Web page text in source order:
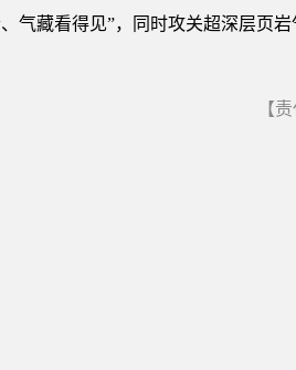
气藏看得见”，同时攻关超深层页
【